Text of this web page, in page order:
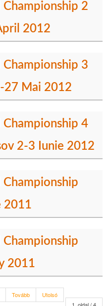
2
2012
3
27 Mai 2012
4
2-3 Iunie 2012
2011
2011
Tovább Utolsó